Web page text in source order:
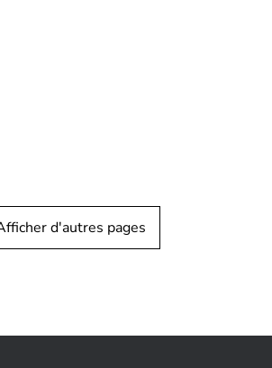
Musées
d'intrusion pour
d'autres pages